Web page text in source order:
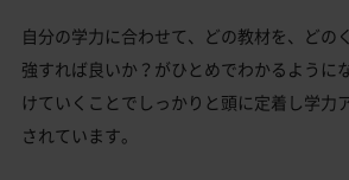
自分の学力に合わせて、どの教材を、どの
強すれば良いか？がひとめでわかるように
けていくことでしっかりと頭に定着し学力
されています。